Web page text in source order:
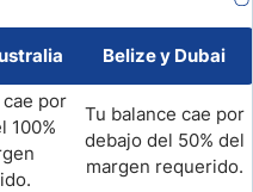
Belize y Dubai
por
100%
Tu balance cae por
debajo del 50% del
margen requerido.